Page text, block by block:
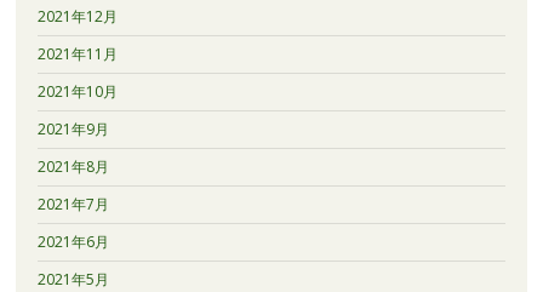
2021年12月
2021年11月
2021年10月
2021年9月
2021年8月
2021年7月
2021年6月
2021年5月